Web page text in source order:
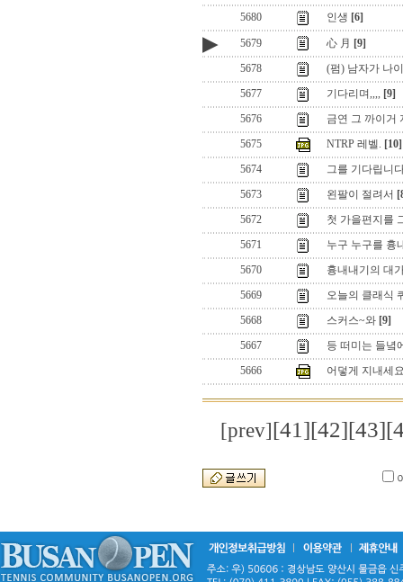
5680
인생 [6]
▶ 5679 心 月 [9]
5678
(펌) 남자가 나
5677
기다리며,,,, [9]
5676
금연 그 까이거
5675
NTRP 레벨. [10]
5674
그를 기다립니
5673
왼팔이 절려서
5672
첫 가을편지를
5671
누구 누구를 흉
5670
흉내내기의 대
5669
오늘의 클래식
5668
스커스~와 [9]
5667
등 떠미는 들녘
5666
어덯게 지내세
[prev][41][42][43]